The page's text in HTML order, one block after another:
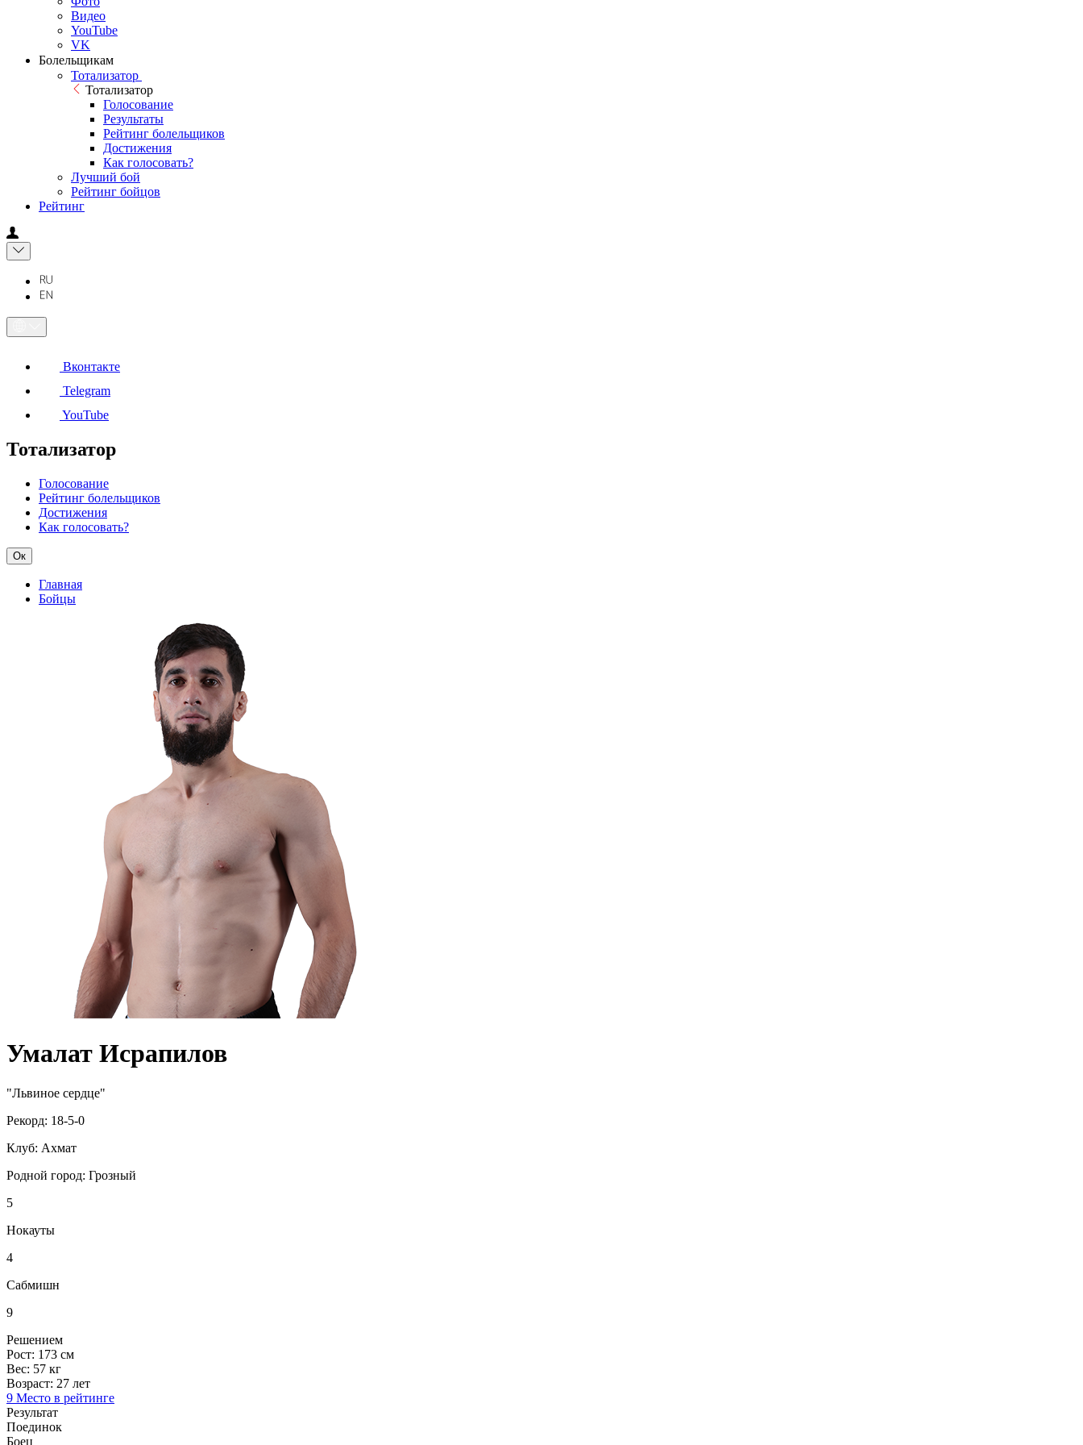
Видео
YouTube
VK
Болельщикам
Тотализатор
Тотализатор
Голосование
Результаты
Рейтинг болельщиков
Достижения
Как голосовать?
Лучший бой
Рейтинг бойцов
Рейтинг
Вконтакте
Telegram
YouTube
Тотализатор
Голосование
Рейтинг болельщиков
Достижения
Как голосовать?
Ок
Главная
Бойцы
Умалат Исрапилов
"Львиное сердце"
Рекорд: 18-5-0
Клуб: Ахмат
Родной город: Грозный
5
Нокауты
4
Сабмишн
9
Решением
Рост: 173 см
Вес: 57 кг
Возраст: 27 лет
9 Место в рейтинге
Результат
Поединок
Боец